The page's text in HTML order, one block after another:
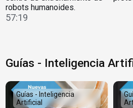
robots humanoides.
57:19
Guías - Inteligencia
Guías - Inteligencia
Artificial